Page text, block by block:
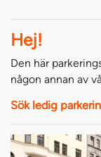
Hej!
Den här
någon annan av
Sök ledig